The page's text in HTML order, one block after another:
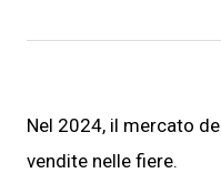
Nel 2024, il mercato
vendite nelle fiere.